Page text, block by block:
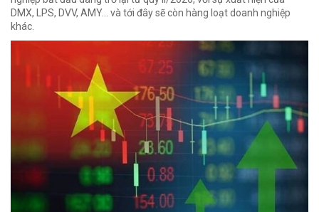
DMX, LPS, DVV, AMY... và tới đây sẽ còn hàng loạt doanh nghiệp
khác.